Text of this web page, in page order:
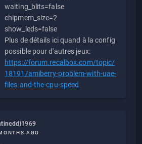
waiting_blits=false
chipmem_size=2
show_leds=false
Plus de détails ici quand à la config
possible pour d'autres jeux:
https://forum.recalbox.com/topic/
18191/amiberry-problem-with-uae-
files-and-the-cpu-speed
AGO